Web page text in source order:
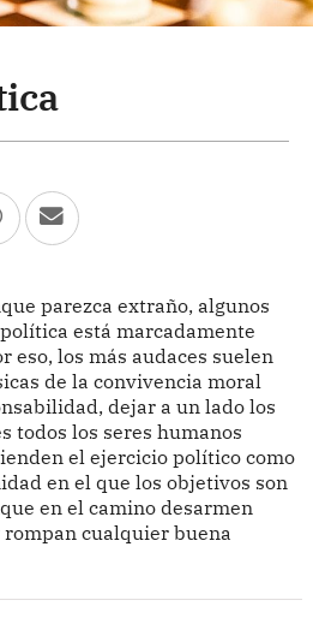
parezca extraño, algunos
está marcadamente
eso, los más audaces suelen
de la convivencia moral
dejar a un lado los
todos los seres humanos
el ejercicio político como
en el que los objetivos son
en el camino desarmen
cualquier buena